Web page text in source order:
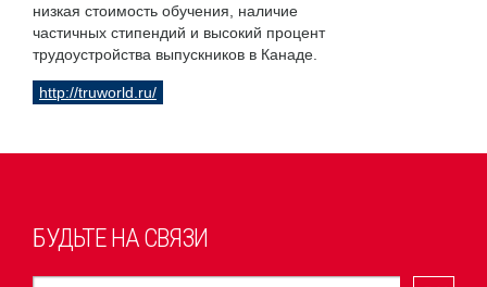
низкая стоимость обучения, наличие
частичных стипендий и высокий процент
трудоустройства выпускников в Канаде.
http://truworld.ru/
БУДЬТЕ НА СВЯЗИ